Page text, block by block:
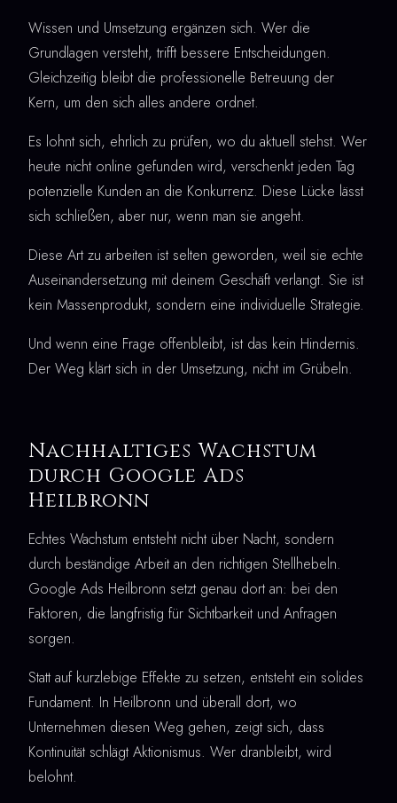
Wissen und Umsetzung ergänzen sich. Wer die
Grundlagen versteht, trifft bessere Entscheidungen.
Gleichzeitig bleibt die professionelle Betreuung der
Kern, um den sich alles andere ordnet.
Es lohnt sich, ehrlich zu prüfen, wo du aktuell stehst. Wer
heute nicht online gefunden wird, verschenkt jeden Tag
potenzielle Kunden an die Konkurrenz. Diese Lücke lässt
sich schließen, aber nur, wenn man sie angeht.
Diese Art zu arbeiten ist selten geworden, weil sie echte
Auseinandersetzung mit deinem Geschäft verlangt. Sie ist
kein Massenprodukt, sondern eine individuelle Strategie.
Und wenn eine Frage offenbleibt, ist das kein Hindernis.
Der Weg klärt sich in der Umsetzung, nicht im Grübeln.
Nachhaltiges Wachstum
durch Google Ads
Heilbronn
Echtes Wachstum entsteht nicht über Nacht, sondern
durch beständige Arbeit an den richtigen Stellhebeln.
Google Ads Heilbronn setzt genau dort an: bei den
Faktoren, die langfristig für Sichtbarkeit und Anfragen
sorgen.
Statt auf kurzlebige Effekte zu setzen, entsteht ein solides
Fundament. In Heilbronn und überall dort, wo
Unternehmen diesen Weg gehen, zeigt sich, dass
Kontinuität schlägt Aktionismus. Wer dranbleibt, wird
belohnt.